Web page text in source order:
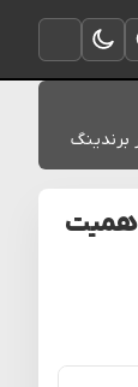
باز کردن منو
حالت تاریک
برندینگ